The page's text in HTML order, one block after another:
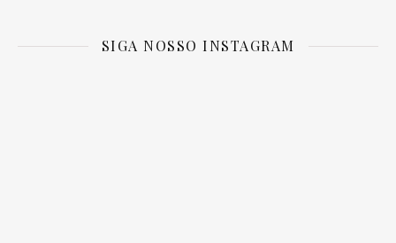
SIGA NOSSO INSTAGRAM